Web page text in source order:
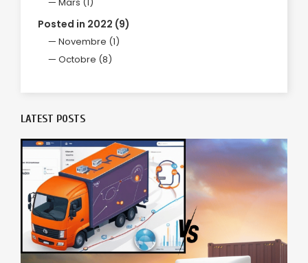
Posted in 2022 (9)
Novembre (1)
Octobre (8)
LATEST POSTS